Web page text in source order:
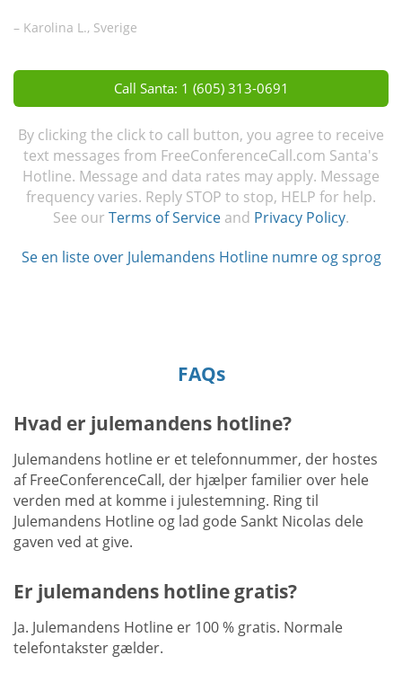
– Karolina L., Sverige
Call Santa: 1 (605) 313-0691
By clicking the click to call button, you agree to receive
text messages from FreeConferenceCall.com Santa's
Hotline. Message and data rates may apply. Message
frequency varies. Reply STOP to stop, HELP for help.
See our Terms of Service and Privacy Policy.
Se en liste over Julemandens Hotline numre og sprog
FAQs
Hvad er julemandens hotline?
Julemandens hotline er et telefonnummer, der hostes
af FreeConferenceCall, der hjælper familier over hele
verden med at komme i julestemning. Ring til
Julemandens Hotline og lad gode Sankt Nicolas dele
gaven ved at give.
Er julemandens hotline gratis?
Ja. Julemandens Hotline er 100 % gratis. Normale
telefontakster gælder.